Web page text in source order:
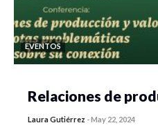
EVENTOS
Relaciones de
Laura Gutiérrez -May 22, 2024